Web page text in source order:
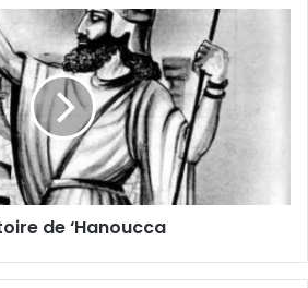
de ‘Hanoucca